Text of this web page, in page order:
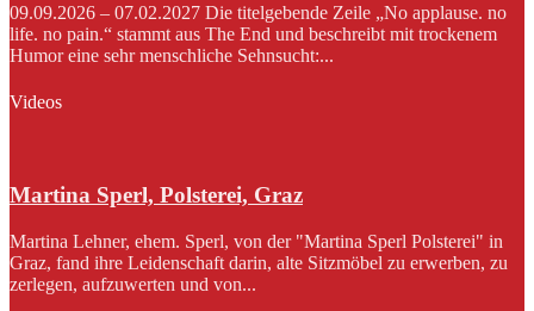
09.09.2026 – 07.02.2027 Die titelgebende Zeile „No applause. no
life. no pain.“ stammt aus The End und beschreibt mit trockenem
Humor eine sehr menschliche Sehnsucht:...
Videos
Martina Sperl, Polsterei, Graz
Martina Lehner, ehem. Sperl, von der "Martina Sperl Polsterei" in
Graz, fand ihre Leidenschaft darin, alte Sitzmöbel zu erwerben, zu
zerlegen, aufzuwerten und von...